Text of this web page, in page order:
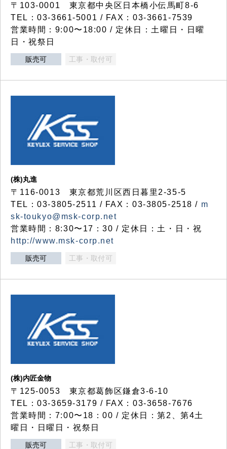
〒103-0001 東京都中央区日本橋小伝馬町8-6
TEL：03-3661-5001 / FAX：03-3661-7539
営業時間：9:00〜18:00 / 定休日：土曜日・日曜
日・祝祭日
販売可 工事・取付可
(株)丸進
〒116-0013 東京都荒川区西日暮里2-35-5
TEL：03-3805-2511 / FAX：03-3805-2518 / m
sk-toukyo@msk-corp.net
営業時間：8:30〜17：30 / 定休日：土・日・祝
http://www.msk-corp.net
販売可 工事・取付可
(株)内匠金物
〒125-0053 東京都葛飾区鎌倉3-6-10
TEL：03-3659-3179 / FAX：03-3658-7676
営業時間：7:00〜18：00 / 定休日：第2、第4土
曜日・日曜日・祝祭日
販売可 工事・取付可